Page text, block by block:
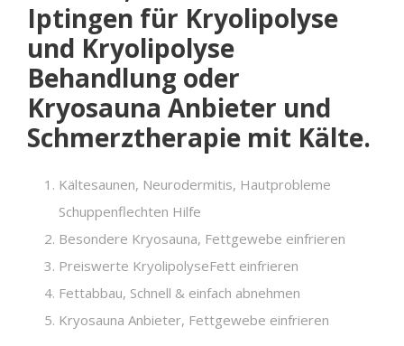
Iptingen für Kryolipolyse
und Kryolipolyse
Behandlung oder
Kryosauna Anbieter und
Schmerztherapie mit Kälte.
Kältesaunen, Neurodermitis, Hautprobleme
Schuppenflechten Hilfe
Besondere Kryosauna, Fettgewebe einfrieren
Preiswerte KryolipolyseFett einfrieren
Fettabbau, Schnell & einfach abnehmen
Kryosauna Anbieter, Fettgewebe einfrieren